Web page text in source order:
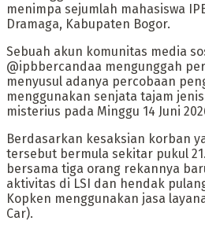
menimpa sejumlah mahasiswa
Dramaga, Kabupaten Bogor.
Sebuah akun komunitas media
@ipbbercandaa mengunggah
menyusul adanya percobaan
menggunakan senjata tajam
misterius pada Minggu 14 Juni
Berdasarkan kesaksian korban
tersebut bermula sekitar pukul
bersama tiga orang rekannya
aktivitas di LSI dan hendak
Kopken menggunakan jasa
Car).